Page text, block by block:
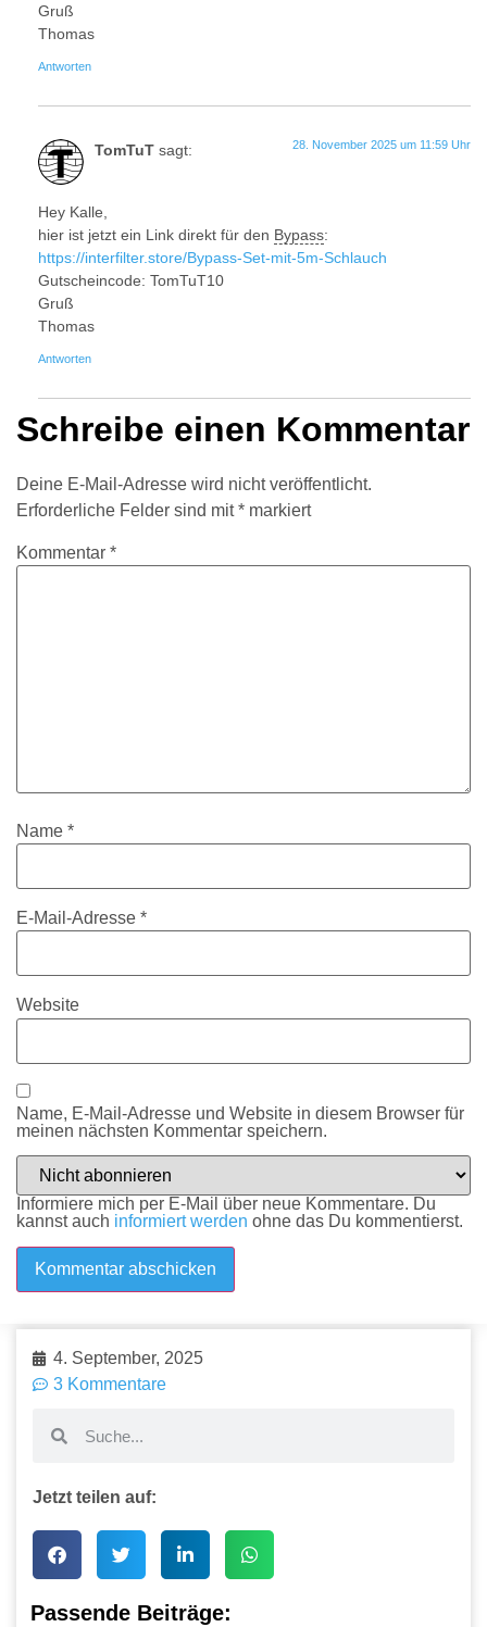
Gruß
Thomas
Antworten
TomTuT sagt: 28. November 2025 um 11:59 Uhr
Hey Kalle,
hier ist jetzt ein Link direkt für den Bypass:
https://interfilter.store/Bypass-Set-mit-5m-Schlauch
Gutscheincode: TomTuT10
Gruß
Thomas
Antworten
Schreibe einen Kommentar
Deine E-Mail-Adresse wird nicht veröffentlicht.
Erforderliche Felder sind mit* markiert
Kommentar *
Name *
E-Mail-Adresse *
Website
Name, E-Mail-Adresse und Website in diesem Browser für
meinen nächsten Kommentar speichern.
Informiere mich per E-Mail über neue Kommentare. Du
kannst auch informiert werden ohne das Du kommentierst.
4. September, 2025
3 Kommentare
Jetzt teilen auf:
Passende Beiträge: